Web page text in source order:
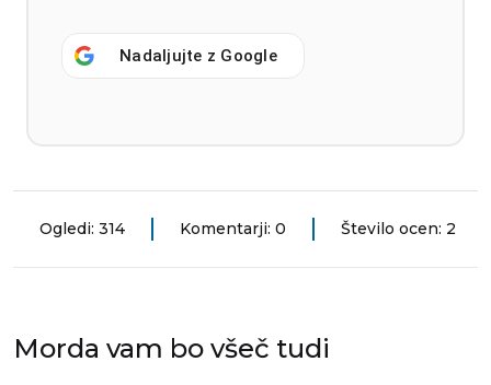
Nadaljujte z Google
Ogledi: 314 Komentarji: 0 Število ocen: 2
Morda vam bo všeč tudi